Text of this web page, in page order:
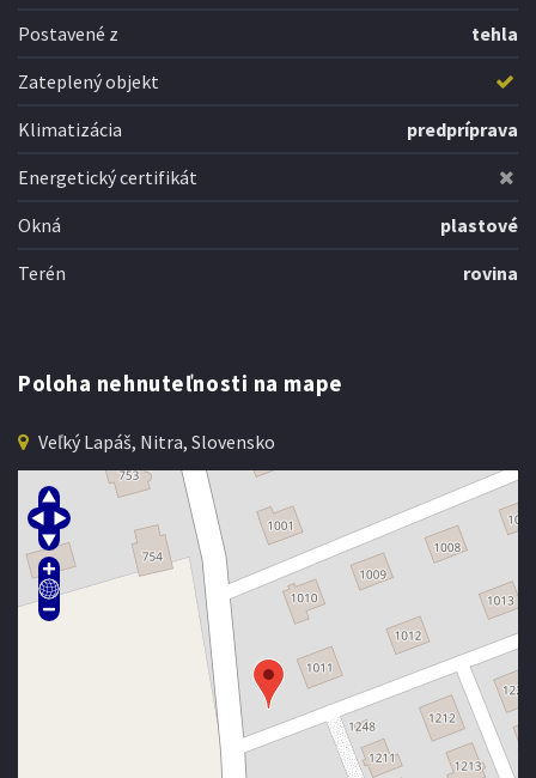
Postavené z
tehla
Zateplený objekt
Klimatizácia
predpríprava
Energetický certifikát
Okná
plastové
Terén
rovina
Poloha nehnuteľnosti na mape
Veľký Lapáš, Nitra, Slovensko